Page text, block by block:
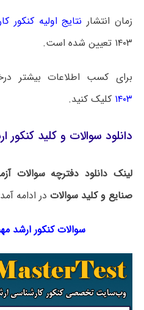
زمان انتشار نتایج اولیه کنکور
۱۴۰۳ تعیین شده است.
برای کسب اطلاعات بیشتر
۱۴۰۳ کلیک کنید.
دانلود سوالات و کلید کنکور
لینک دانلود دفترچه سوالات
صنایع و کلید سوالات در ادامه
سوالات کنکور ارشد